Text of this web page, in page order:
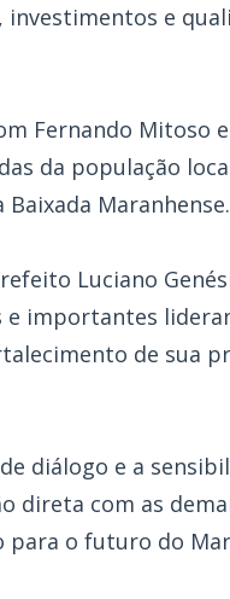
e
Fernando Mitoso e
da população
Maranhense.
Luciano
importantes
de sua
diálogo e a
direta com as
para o futuro do